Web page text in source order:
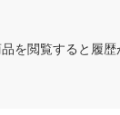
を閲覧すると履